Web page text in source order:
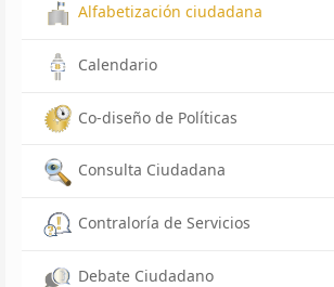
Alfabetización ciudadana
Calendario
Co-diseño de Políticas
Consulta Ciudadana
Contraloría de Servicios
Debate Ciudadano